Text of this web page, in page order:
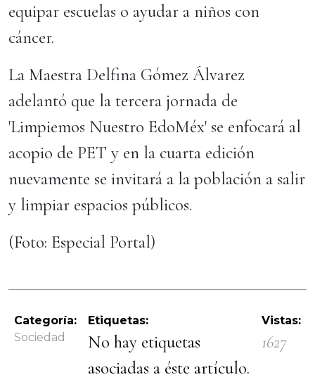
equipar escuelas o ayudar a niños con
cáncer.
La Maestra Delfina Gómez Álvarez
adelantó que la tercera jornada de
'Limpiemos Nuestro EdoMéx' se enfocará al
acopio de PET y en la cuarta edición
nuevamente se invitará a la población a salir
y limpiar espacios públicos.
(Foto: Especial Portal)
Categoría:
Sociedad
Etiquetas:
No hay etiquetas
asociadas a éste artículo.
Vistas:
1627